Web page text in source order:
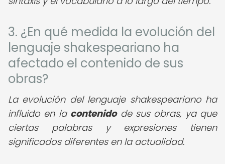
3. ¿En qué medida la evolución del
lenguaje shakespeariano ha
afectado el contenido de sus
obras?
La evolución del lenguaje shakespeariano ha
influido en la contenidode sus obras, ya que
ciertas palabras y expresiones tienen
significados diferentes en la actualidad.